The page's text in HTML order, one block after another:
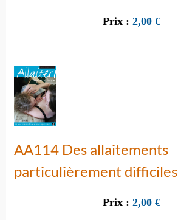
Prix : 2,00 €
AA114 Des allaitements
particulièrement difficiles
Prix : 2,00 €